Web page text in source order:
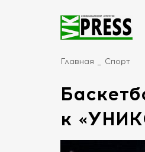
Главная Спорт
к